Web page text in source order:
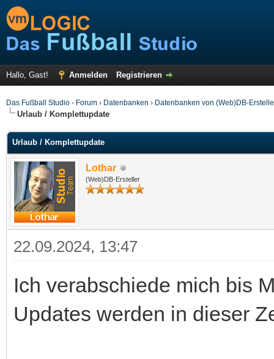
Hallo, Gast! Anmelden Registrieren
Das Fußball Studio - Forum › Datenbanken › Datenbanken von (Web)DB-
Urlaub / Komplettupdate
Urlaub / Komplettupdate
Lothar
(Web)DB-Ersteller
22.09.2024, 13:47
Ich verabschiede mich bis
Updates werden in dieser